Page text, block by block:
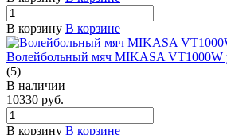
В корзину В корзине
Волейбольный мяч MIKASA VT1000W
(5)
В наличии
10330 руб.
В корзину В корзине